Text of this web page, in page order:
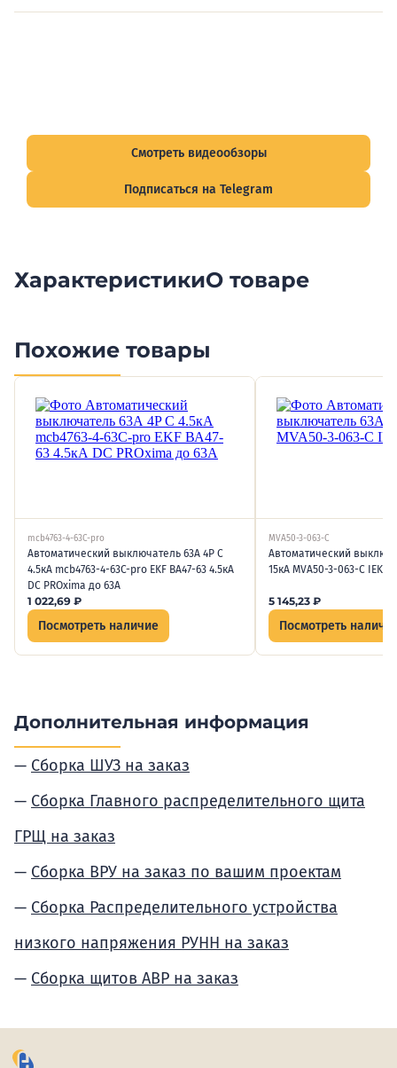
Смотреть видеообзоры
Подписаться на Telegram
ХарактеристикиО товаре
Похожие товары
mcb4763-4-63C-pro
Автоматический выключатель 63А 4P C
4.5кА mcb4763-4-63C-pro EKF ВА47-63 4.5кА
DC PROxima до 63А
1 022,69 ₽
Посмотреть наличие
MVA50-3-063-C
Автоматический
15кА MVA50-3-063-C IEK
5 145,23 ₽
Посмотреть
Дополнительная информация
Сборка ШУЗ на заказ
Сборка Главного распределительного щита
ГРЩ на заказ
Сборка ВРУ на заказ по вашим проектам
Сборка Распределительного устройства
низкого напряжения РУНН на заказ
Сборка щитов АВР на заказ